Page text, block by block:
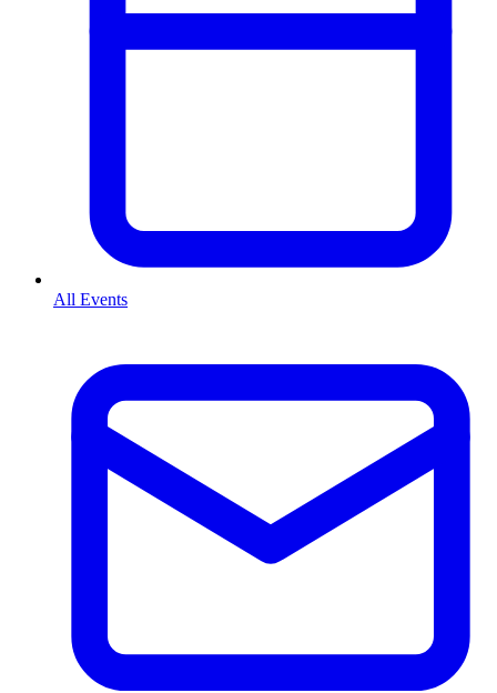
All Events